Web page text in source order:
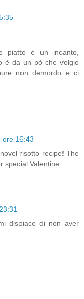
piatto è un incanto,
è da un pò che volgio
non demordo e ci
ore 16:43
risotto recipe! The
special Valentine.
dispiace di non aver